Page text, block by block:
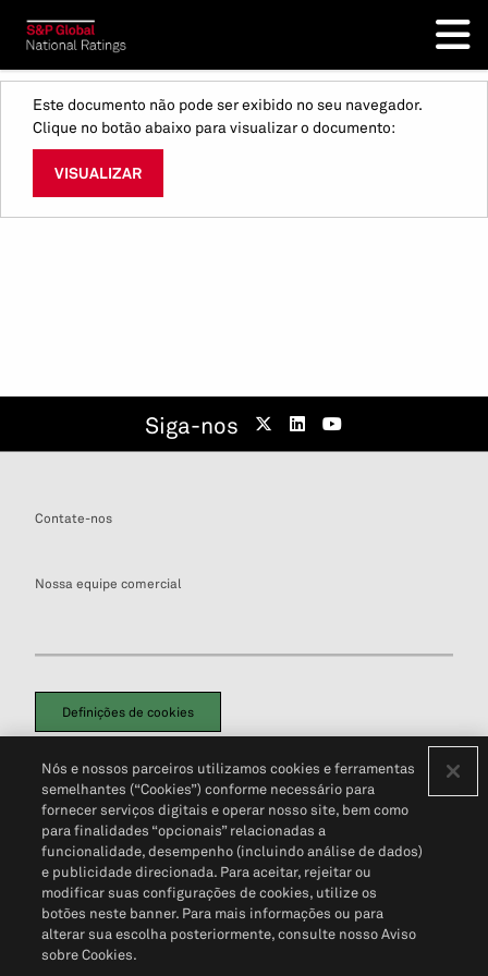
Este documento não pode ser exibido no seu navegador.
Clique no botão abaixo para visualizar o documento:
VISUALIZAR
Siga-nos
Contate-nos
Nossa equipe comercial
Definições de cookies
Política de PrivacidadePortal de privacidade do cliente (em inglês)
Não Venda Minhas Informações Pessoais© 2026 S&P Global
Nós e nossos parceiros utilizamos cookies e ferramentas
semelhantes (“Cookies”) conforme necessário para
fornecer serviços digitais e operar nosso site, bem como
para finalidades “opcionais” relacionadas a
funcionalidade, desempenho (incluindo análise de dados)
e publicidade direcionada. Para aceitar, rejeitar ou
modificar suas configurações de cookies, utilize os
botões neste banner. Para mais informações ou para
alterar sua escolha posteriormente, consulte nosso Aviso
sobre Cookies.